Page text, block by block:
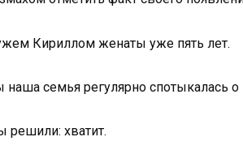
Кириллом женаты уже пять лет.
наша семья регулярно спотыкалась
решили: хватит.